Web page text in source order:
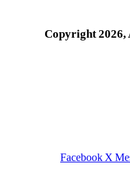
FacebookX